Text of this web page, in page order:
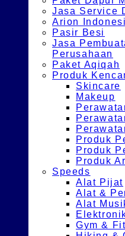
Jasa Service
Arion
Pasir Besi
Jasa
Perusahaan
Paket Aqiqah
Produk
Skincare
Makeup
Produk
Produk
Produk
Speeds
Alat Pijat
Alat &
Alat
Gym &